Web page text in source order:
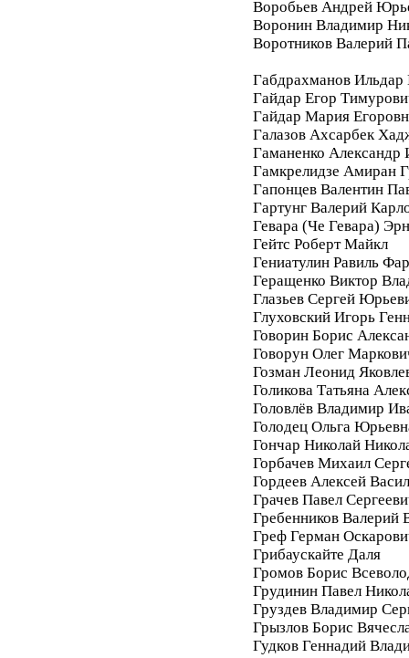
Воробьев Андрей
Воронин Владимир
Воротников Валерий
Габдрахманов Ильдар
Гайдар Егор
Гайдар Мария
Галазов Ахсарбек
Гаманенко Александр
Гамкрелидзе Амиран
Гапонцев Валентин
Гартунг Валерий
Гевара (Че Гевара)
Гейтс Роберт Майкл
Гениатулин Равиль
Геращенко Виктор
Глазьев Сергей
Глуховский Игорь
Говорин Борис
Говорун Олег
Гозман Леонид
Голикова Татьяна
Головлёв Владимир
Голодец Ольга
Гончар Николай
Горбачев Михаил
Гордеев Алексей
Грачев Павел
Гребенников Валерий
Греф Герман
Грибаускайте Даля
Громов Борис
Грудинин Павел
Груздев Владимир
Грызлов Борис
Гудков Геннадий